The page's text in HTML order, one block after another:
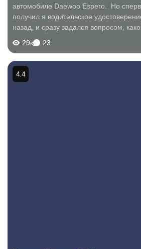
автомобиле Daewoo Espero. Но
получил я водительское
назад, и сразу задался вопросом,
приобрести? Имел я около 140тыс.р.,
открылся вот такой выбор авто...
29к 23
4.4